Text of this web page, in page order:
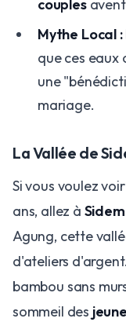
couples
Mythe Local :
que ces
une
mariage.
La Vallée de
Si vous voulez
ans, allez à
Agung, cette
d'ateliers
bambou sans
sommeil des